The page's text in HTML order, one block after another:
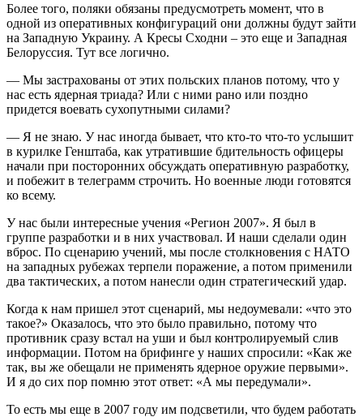
Более того, поляки обязаны предусмотреть момент, что в
одной из оперативных конфигураций они должны будут зайти
на Западную Украину. А Кресы Сходни – это еще и Западная
Белоруссия. Тут все логично.
— Мы застрахованы от этих польских планов потому, что у
нас есть ядерная триада? Или с ними рано или поздно
придется воевать сухопутными силами?
— Я не знаю. У нас иногда бывает, что кто-то что-то услышит
в курилке Генштаба, как утратившие бдительность офицеры
начали при посторонних обсуждать оперативную разработку,
и побежит в телеграмм строчить. Но военные люди готовятся
ко всему.
У нас были интересные учения «Регион 2007». Я был в
группе разработки и в них участвовал. И наши сделали один
вброс. По сценарию учений, мы после столкновения с НАТО
на западных рубежах терпели поражение, а потом применили
два тактических, а потом нанесли один стратегический удар.
Когда к нам пришел этот сценарий, мы недоумевали: «что это
такое?» Оказалось, что это было правильно, потому что
противник сразу встал на уши и был контролируемый слив
информации. Потом на брифинге у наших спросили: «Как же
так, вы же обещали не применять ядерное оружие первыми».
И я до сих пор помню этот ответ: «А мы передумали».
То есть мы еще в 2007 году им подсветили, что будем работать